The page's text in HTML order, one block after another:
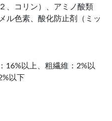
、コリン）、アミノ酸類
ル色素、酸化防止剤（ミッ
16%以上、粗繊維：2%以
以下